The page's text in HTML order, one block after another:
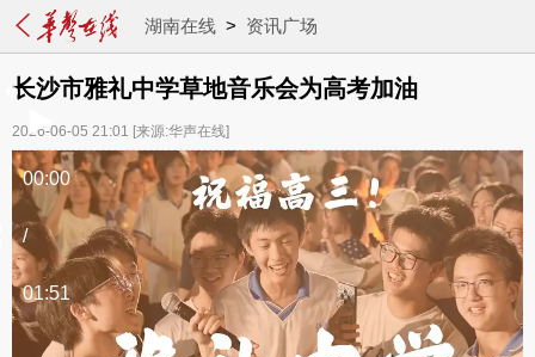
湖南在线> 资讯广场
长沙市雅礼中学草地音乐会为高考加油
2026-06-05 21:01 [来源:华声在线]
00:00
/
01:51